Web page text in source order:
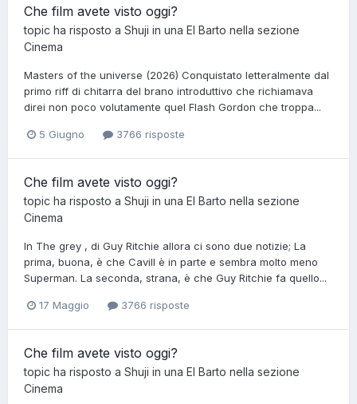
Che film avete visto oggi?
topic ha risposto a Shuji in una El Barto nella sezione
Cinema
Masters of the universe (2026) Conquistato letteralmente dal
primo riff di chitarra del brano introduttivo che richiamava
direi non poco volutamente quel Flash Gordon che troppa...
5 Giugno 3766 risposte
Che film avete visto oggi?
topic ha risposto a Shuji in una El Barto nella sezione
Cinema
In The grey , di Guy Ritchie allora ci sono due notizie; La
prima, buona, è che Cavill è in parte e sembra molto meno
Superman. La seconda, strana, è che Guy Ritchie fa quello...
17 Maggio 3766 risposte
Che film avete visto oggi?
topic ha risposto a Shuji in una El Barto nella sezione
Cinema